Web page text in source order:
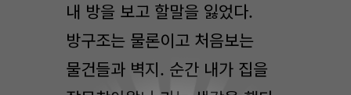
내 방을 보고 할말을 잃었다.
방구조는 물론이고 처음보는
물건들과 벽지. 순간 내가 집을